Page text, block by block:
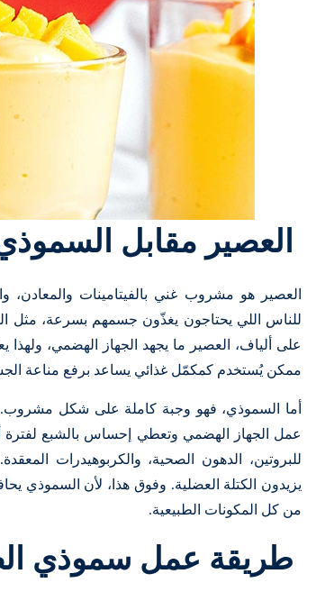
العصير مقابل
العصير هو مشروب غني بالفيتامينات
للناس اللي يحتاجون يغذّون جسمهم بسرعة، مثل
على ألياف، العصير ما يجهد الجهاز الهضمي،
ممكن يُستخدم كمكمّل غذائي يساعد برفع مناعة
أما السموذي، فهو وجبة كاملة على شكل
عمل الجهاز الهضمي وتعطي إحساس بالشبع لفترة
للبروتين، الدهون الصحية، والكربوهيدرات
يزيدون الكتلة العضلية. وفوق هذا، لأن السموذي
من كل المكونات الطبيعية.
طريقة عمل سموذي